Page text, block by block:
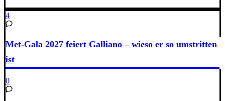
4
Met-Gala 2027 feiert Galliano – wieso er so umstritten
ist
0